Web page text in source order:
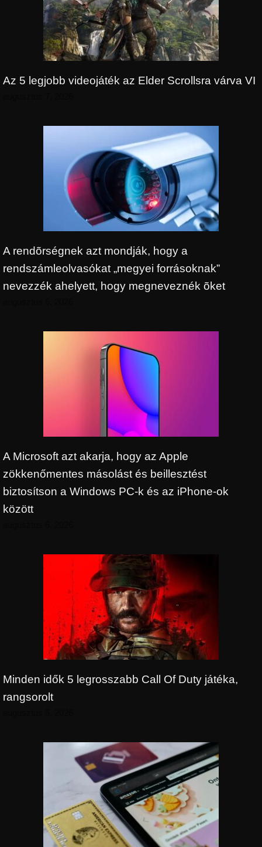
Az 5 legjobb videojáték az Elder Scrollsra várva VI
A rendõrségnek azt mondják, hogy a
rendszámleolvasókat „megyei forrásoknak”
nevezzék ahelyett, hogy megneveznék õket
A Microsoft azt akarja, hogy az Apple
zökkenőmentes másolást és beillesztést
biztosítson a Windows PC-k és az iPhone-ok
között
Minden idők 5 legrosszabb Call Of Duty játéka,
rangsorolt